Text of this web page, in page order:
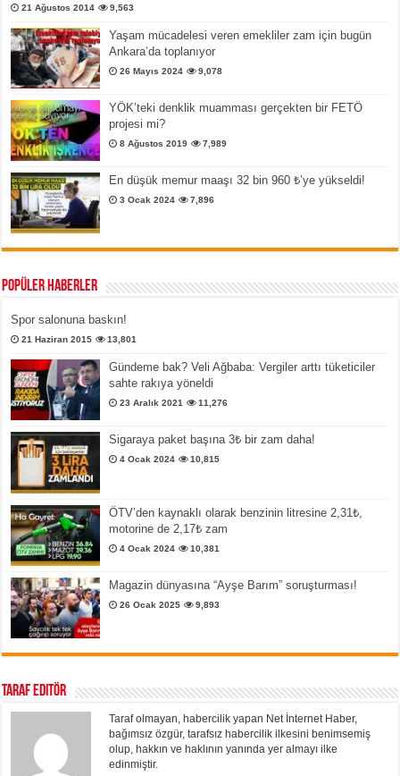
21 Ağustos 2014 9,563
Yaşam mücadelesi veren emekliler zam için bugün
Ankara’da toplanıyor
26 Mayıs 2024 9,078
YÖK’teki denklik muamması gerçekten bir FETÖ
projesi mi?
8 Ağustos 2019 7,989
En düşük memur maaşı 32 bin 960 ₺’ye yükseldi!
3 Ocak 2024 7,896
Popüler Haberler
Spor salonuna baskın!
21 Haziran 2015 13,801
Gündeme bak? Veli Ağbaba: Vergiler arttı tüketiciler
sahte rakıya yöneldi
23 Aralık 2021 11,276
Sigaraya paket başına 3₺ bir zam daha!
4 Ocak 2024 10,815
ÖTV’den kaynaklı olarak benzinin litresine 2,31₺,
motorine de 2,17₺ zam
4 Ocak 2024 10,381
Magazin dünyasına “Ayşe Barım” soruşturması!
26 Ocak 2025 9,893
Taraf Editör
Taraf olmayan, habercilik yapan Net İnternet Haber,
bağımsız özgür, tarafsız habercilik ilkesini benimsemiş
olup, hakkın ve haklının yanında yer almayı ilke
edinmiştir.